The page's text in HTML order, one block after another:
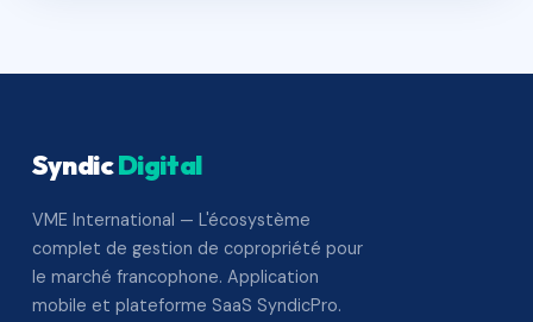
SyndicDigital
VME International — L'écosystème
complet de gestion de copropriété pour
le marché francophone. Application
mobile et plateforme SaaS SyndicPro.